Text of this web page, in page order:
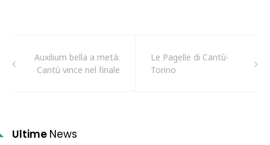
Auxilium bella a metà:
Cantù vince nel finale
Le Pagelle di Cantù-
Torino
Ultime News